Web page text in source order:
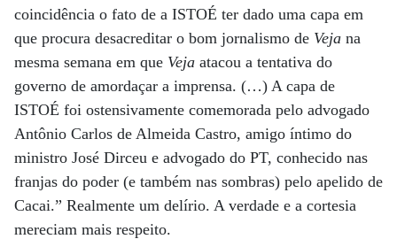
coincidência o fato de a ISTOÉ ter dado uma capa em
que procura desacreditar o bom jornalismo de Veja na
mesma semana em que Veja atacou a tentativa do
governo de amordaçar a imprensa. (…) A capa de
ISTOÉ foi ostensivamente comemorada pelo advogado
Antônio Carlos de Almeida Castro, amigo íntimo do
ministro José Dirceu e advogado do PT, conhecido nas
franjas do poder (e também nas sombras) pelo apelido de
Cacai.” Realmente um delírio. A verdade e a cortesia
mereciam mais respeito.